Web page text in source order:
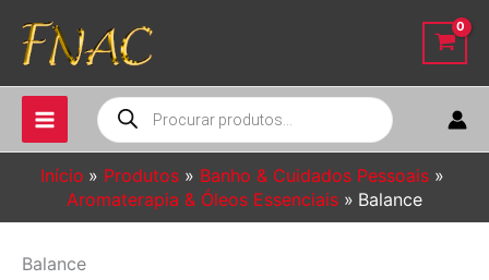
para
conteúdo
Pesquisar
produtos
Início Produtos
Banho & Cuidados Pessoais
Aromaterapia & Óleos Essenciais
Balance
Balance